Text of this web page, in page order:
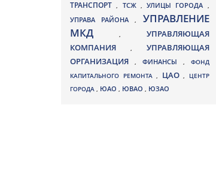
ТРАНСПОРТ, ТСЖ , УЛИЦЫ ГОРОДА ,
УПРАВА РАЙОНА, УПРАВЛЕНИЕ
МКД, УПРАВЛЯЮЩАЯ
КОМПАНИЯ
, УПРАВЛЯЮЩАЯ
ОРГАНИЗАЦИЯ
, ФИНАНСЫ , ФОНД
КАПИТАЛЬНОГО РЕМОНТА , ЦАО ,
ЦЕНТР
ГОРОДА , ЮАО , ЮВАО , ЮЗАО